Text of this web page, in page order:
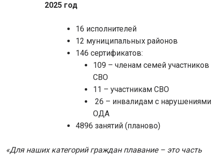
2025 год
16 исполнителей
12 муниципальных районов
146 сертификатов:
109 – членам семей участников
СВО
11 – участникам СВО
26 – инвалидам с нарушениями
ОДА
4896 занятий (планово)
«Для наших категорий граждан плавание – это часть